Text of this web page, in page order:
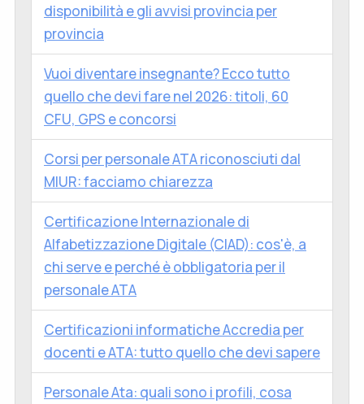
disponibilità e gli avvisi provincia per
provincia
Vuoi diventare insegnante? Ecco tutto
quello che devi fare nel 2026: titoli, 60
CFU, GPS e concorsi
Corsi per personale ATA riconosciuti dal
MIUR: facciamo chiarezza
Certificazione Internazionale di
Alfabetizzazione Digitale (CIAD): cos'è, a
chi serve e perché è obbligatoria per il
personale ATA
Certificazioni informatiche Accredia per
docenti e ATA: tutto quello che devi sapere
Personale Ata: quali sono i profili, cosa